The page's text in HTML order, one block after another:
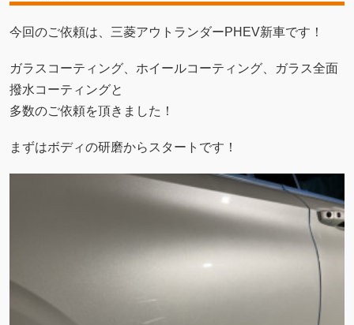
今回のご依頼は、三菱アウトランダーPHEV新車です！
ガラスコーティング、ホイールコーティング、ガラス全面
撥水コーティングと
多数のご依頼を頂きました！
まずはボディの研磨からスタートです！